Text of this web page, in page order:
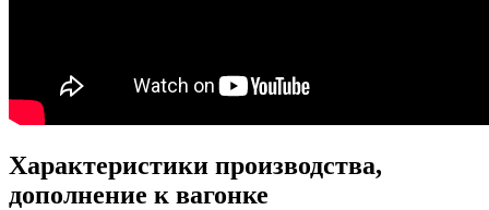
Характеристики производства,
дополнение к вагонке